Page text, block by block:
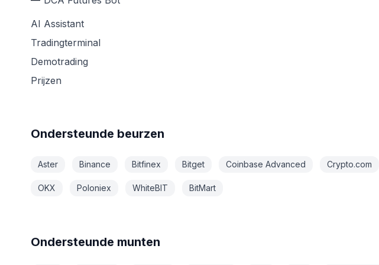
AI Assistant
Tradingterminal
Demotrading
Prijzen
Ondersteunde beurzen
Aster Binance Bitfinex Bitget Coinbase Advanced Crypto.com
OKX Poloniex WhiteBIT BitMart
Ondersteunde munten